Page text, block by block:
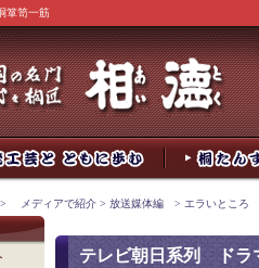
箪笥一筋
メディアで紹介 > 放送媒体編 > エラいところ
テレビ朝日系列 ド